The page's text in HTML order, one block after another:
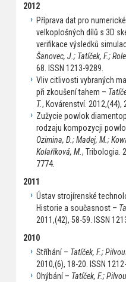
2012
Příprava dat pro
velkoplošných dílů s 3D
verifikace výsledků
Šanovec, J.; Tatíček, F.;
68. ISSN 1213-9289.
Vliv citlivosti vybraných
při zkoušení tahem –
T., Kovárenství. 2012,(44),
Zužycie powlok
rodzaju kompozycji
Ozimina, D.; Madej, M.;
Kolaříková, M., Tribologia.
7774.
2011
Ústav strojírenské
Historie a současnost –
2011,(42), 58-59. ISSN
2010
Stříhání – Tatíček, F.;
2010,(6), 18-20. ISSN
Ohýbání – Tatíček, F.;